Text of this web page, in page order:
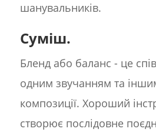
шанувальників.
Суміш.
Бленд або баланс - це
одним звучанням та
композиції. Хороший
створює послідовне